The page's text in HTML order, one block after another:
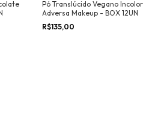
Pó Translúcido Vegano Incolor
Adversa Makeup - BOX 12UN
R$135,00